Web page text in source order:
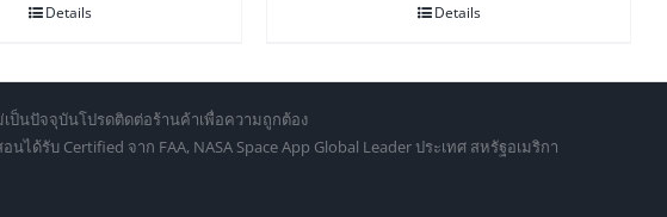
Details Details
ป็นปัจจุบันโปรดติดต่อร้านค้าเพื่อความถูกต้อง
รับ Certified จาก FAA, NASA Space App Global Leader ประเทศ สหรัฐอเมริกา